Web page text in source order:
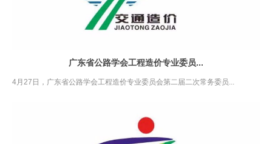
广东省公路学会工程造价专业委员...
4月27日，广东省公路学会工程造价专业委员会第二届二次常务委员...